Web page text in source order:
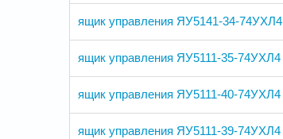
ящик управления ЯУ5141-34-74УХЛ4
ящик управления ЯУ5111-35-74УХЛ4
ящик управления ЯУ5111-40-74УХЛ4
ящик управления ЯУ5111-39-74УХЛ4